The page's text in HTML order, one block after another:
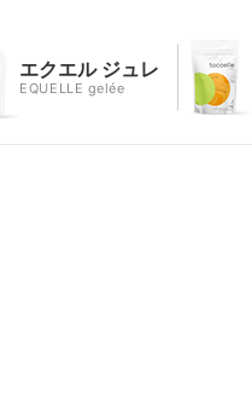
エクエル ジュレ
EQUELLE gelée